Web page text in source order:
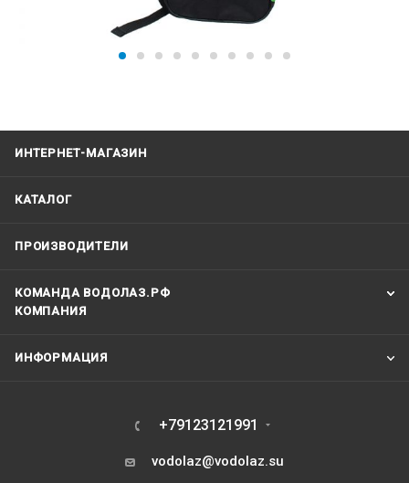
ИНТЕРНЕТ-МАГАЗИН
КАТАЛОГ
ПРОИЗВОДИТЕЛИ
КОМАНДА ВОДОЛАЗ.РФ
КОМПАНИЯ
ИНФОРМАЦИЯ
+79123121991
vodolaz@vodolaz.su